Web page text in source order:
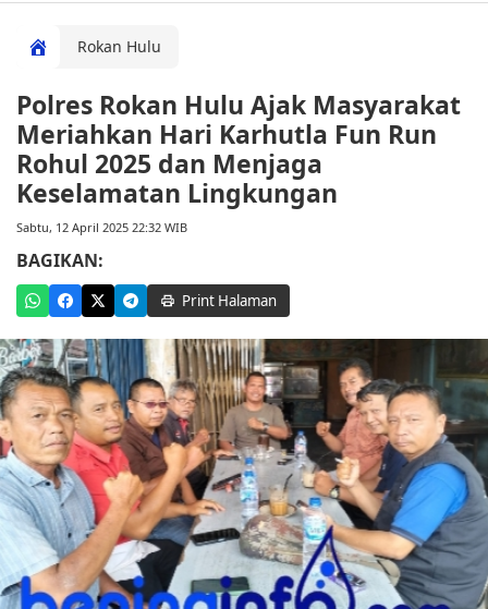
Rokan Hulu
Polres Rokan Hulu Ajak Masyarakat
Meriahkan Hari Karhutla Fun Run
Rohul 2025 dan Menjaga
Keselamatan Lingkungan
Sabtu, 12 April 2025 22:32 WIB
BAGIKAN:
Print Halaman